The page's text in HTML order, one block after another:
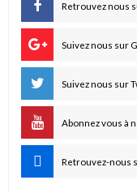
Retrouvez nous
Suivez nous sur
Suivez nous sur
Abonnez vous à
Retrouvez-nous